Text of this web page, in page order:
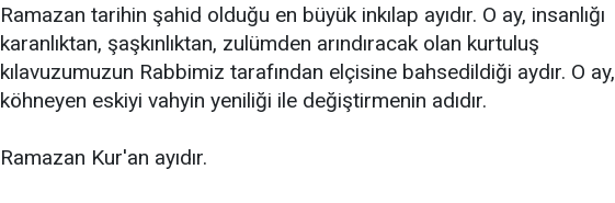
Ramazan tarihin şahid olduğu en büyük inkılap ayıdır. O ay, insanlığı
karanlıktan, şaşkınlıktan, zulümden arındıracak olan kurtuluş
kılavuzumuzun Rabbimiz tarafından elçisine bahsedildiği aydır. O ay,
köhneyen eskiyi vahyin yeniliği ile değiştirmenin adıdır.
Ramazan Kur'an ayıdır.